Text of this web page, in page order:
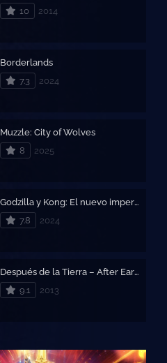
10
2014
Borderlands
7.3
2024
Muzzle: City of Wolves
8
2025
Godzilla y Kong: El nuevo imperio
7.8
2024
Después de la Tierra – After Earth
9.1
2013